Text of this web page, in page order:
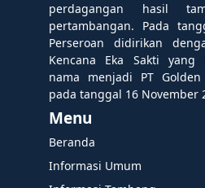
perdagangan hasil
pertambangan. Pada
Perseroan didirikan
Kencana Eka Sakti yang
nama menjadi PT
pada tanggal 16 November
Menu
Beranda
Informasi Umum